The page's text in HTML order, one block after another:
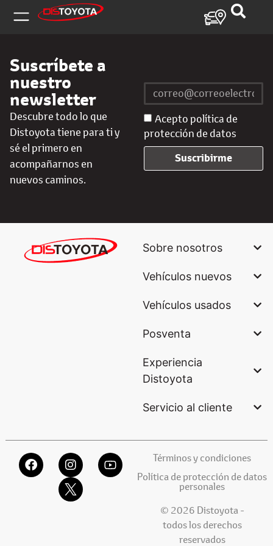
Suscríbete a
nuestro
newsletter
Descubre todo lo que
Distoyota tiene para ti y
sé el primero en
acompañarnos en
nuevos caminos.
Acepto política de
protección de datos
Suscribirme
Sobre nosotros
Vehículos nuevos
Vehículos usados
Posventa
Experiencia
Distoyota
Servicio al cliente
Términos y condiciones
Política de protección de datos
personales
© 2026 Distoyota -
todos los derechos
reservados